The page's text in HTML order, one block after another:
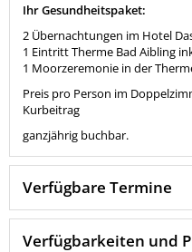
Ihr Gesundheitspaket:
2 Übernachtungen im Hotel
1 Eintritt Therme Bad Aibling
1 Moorzeremonie in der
Preis pro Person im
Kurbeitrag
ganzjährig buchbar.
Verfügbare Termine
Verfügbarkeiten und